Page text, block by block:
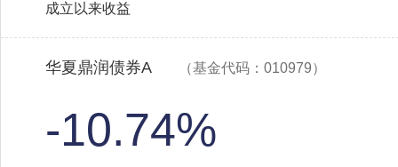
成立以来收益
华夏鼎润债券A （基金代码：010979）
-10.74%